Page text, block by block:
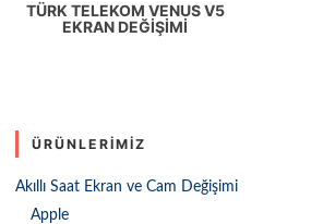
TÜRK TELEKOM VENUS V5
EKRAN DEĞIŞIMI
ÜRÜNLERIMIZ
Akıllı Saat Ekran ve Cam Değişimi
Apple